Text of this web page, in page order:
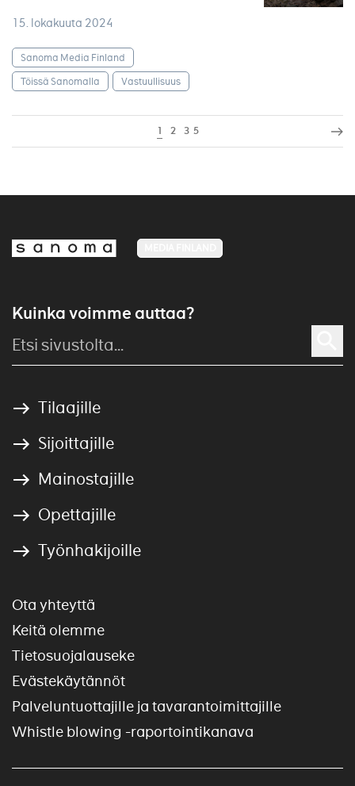
15. lokakuuta 2024
Sanoma Media Finland
Töissä Sanomalla
Vastuullisuus
1 2 3 5
Kuinka voimme auttaa?
Tilaajille
Sijoittajille
Mainostajille
Opettajille
Työnhakijoille
Ota yhteyttä
Keitä olemme
Tietosuojalauseke
Evästekäytännöt
Palveluntuottajille ja tavarantoimittajille
Whistle blowing -raportointikanava